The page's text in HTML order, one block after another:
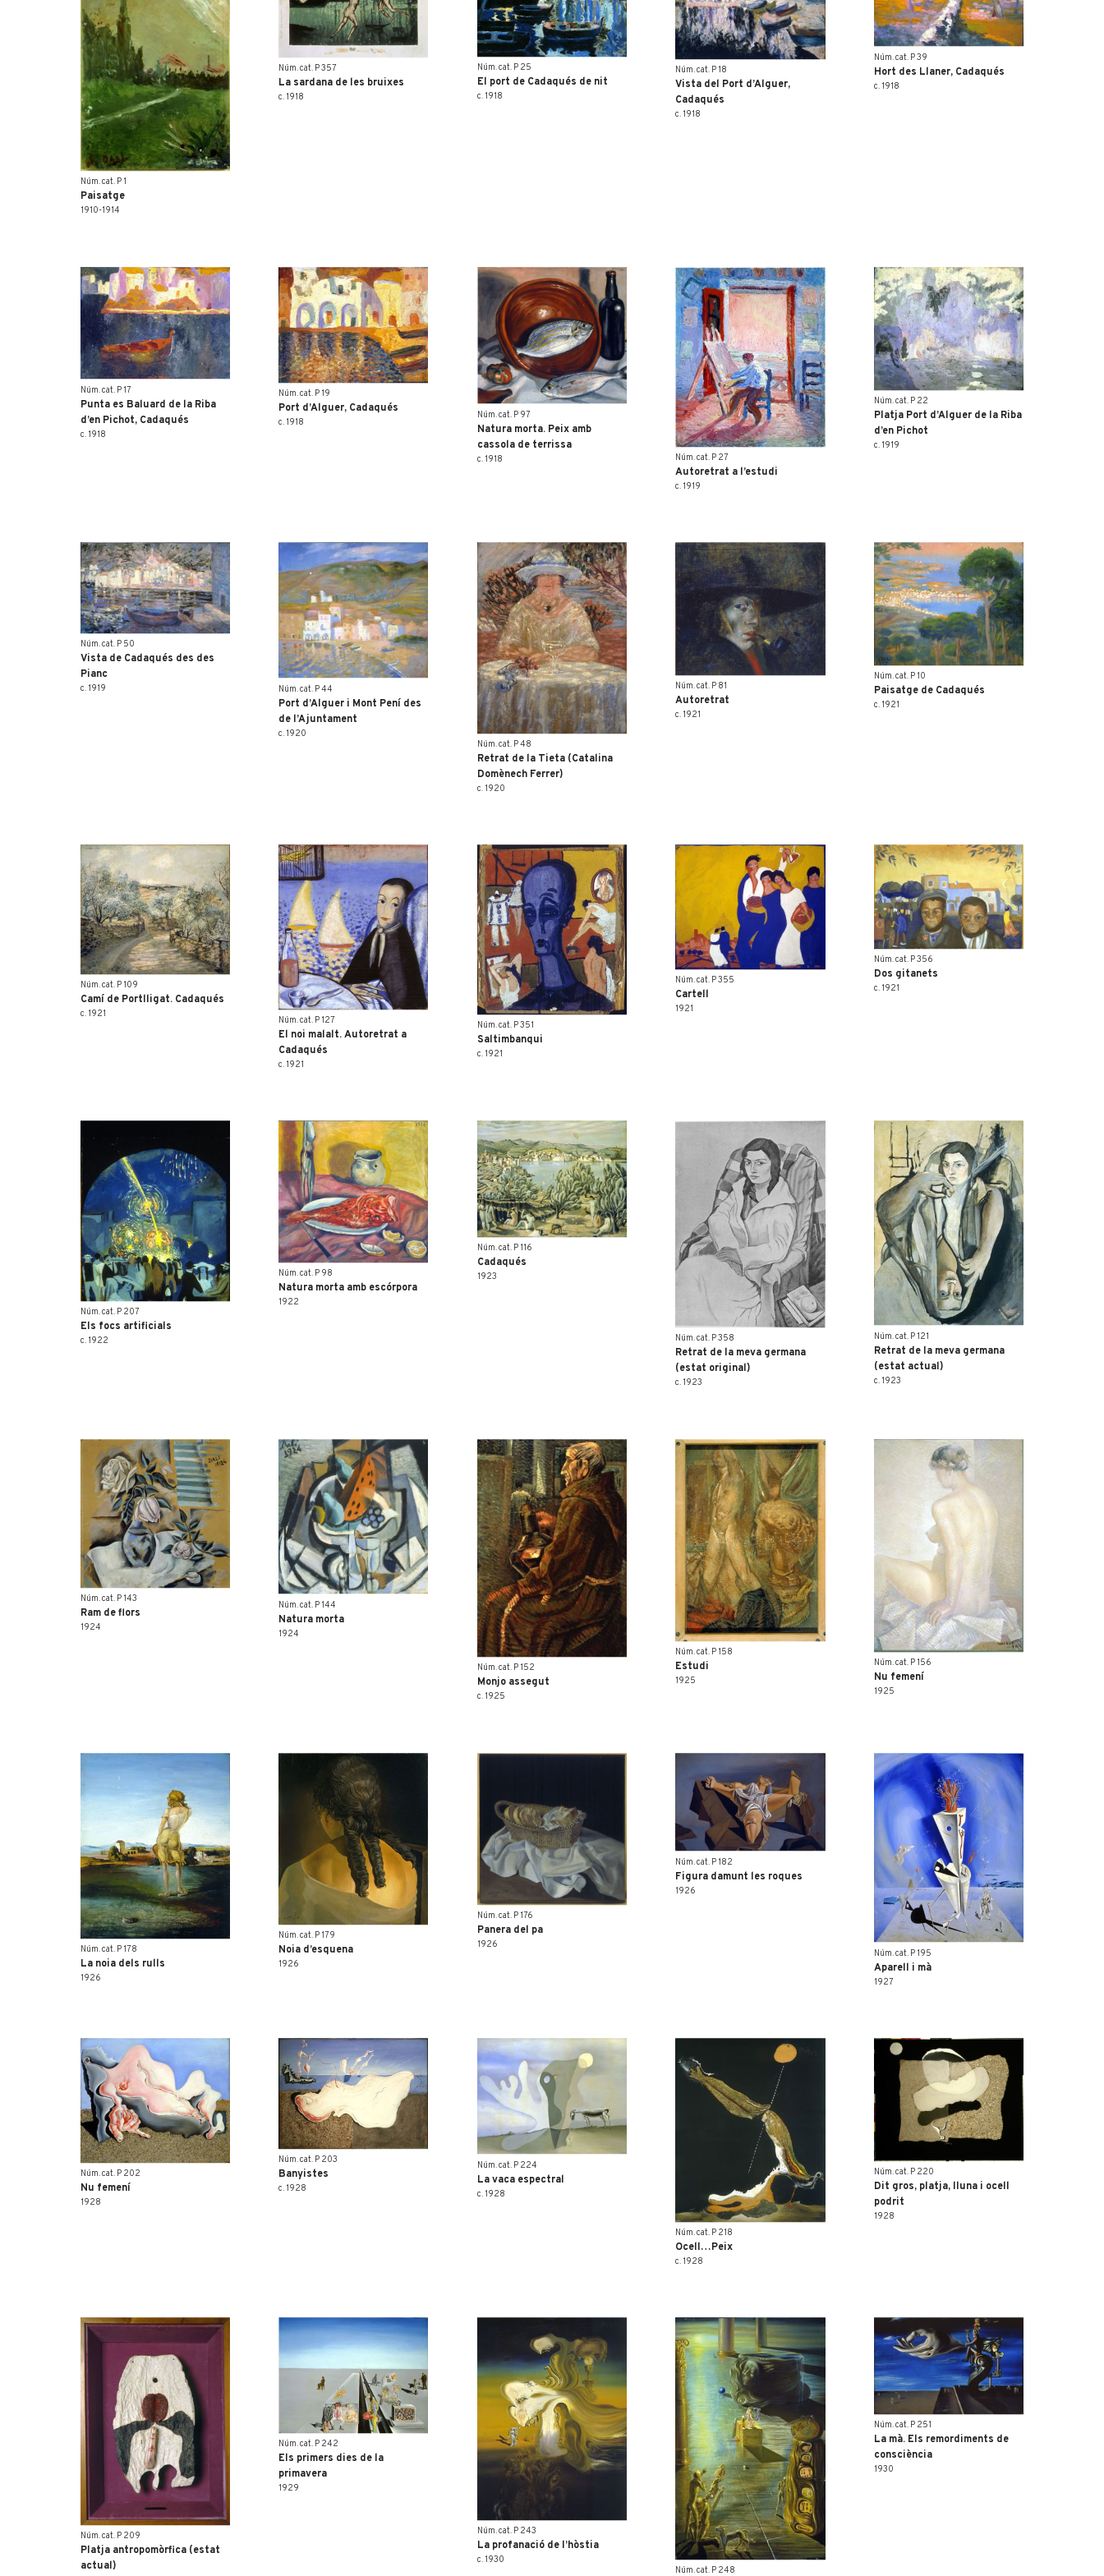
Núm. cat. P 1
Paisatge
1910-1914
Núm. cat. P 357
La sardana de les bruixes
c. 1918
Núm. cat. P 25
El port de Cadaqués de nit
c. 1918
Núm. cat. P 18
Vista del Port d’Alguer,
Cadaqués
c. 1918
Núm. cat. P 39
Hort des Llaner, Cadaqués
c. 1918
Núm. cat. P 17
Punta es Baluard de la Riba
d’en Pichot, Cadaqués
c. 1918
Núm. cat. P 19
Port d’Alguer, Cadaqués
c. 1918
Núm. cat. P 97
Natura morta. Peix amb
cassola de terrissa
c. 1918 Núm. cat. P 27
Autoretrat a l’estudi
c. 1919
Núm. cat. P 22
Platja Port d’Alguer de la Riba
d’en Pichot
c. 1919
Núm. cat. P 50
Vista de Cadaqués des des
Pianc
c. 1919 Núm. cat. P 44
Port d’Alguer i Mont Pení des
de l’Ajuntament
c. 1920
Núm. cat. P 48
Retrat de la Tieta (Catalina
Domènech Ferrer)
c. 1920
Núm. cat. P 81
Autoretrat
c. 1921
Núm. cat. P 10
Paisatge de Cadaqués
c. 1921
Núm. cat. P 109
Camí de Portlligat. Cadaqués
c. 1921
Núm. cat. P 127
El noi malalt. Autoretrat a
Cadaqués
c. 1921
Núm. cat. P 351
Saltimbanqui
c. 1921
Núm. cat. P 355
Cartell
1921
Núm. cat. P 356
Dos gitanets
c. 1921
Núm. cat. P 207
Els focs artificials
c. 1922
Núm. cat. P 98
Natura morta amb escórpora
1922
Núm. cat. P 116
Cadaqués
1923
Núm. cat. P 358
Retrat de la meva germana
(estat original)
c. 1923
Núm. cat. P 121
Retrat de la meva germana
(estat actual)
c. 1923
Núm. cat. P 143
Ram de flors
1924
Núm. cat. P 144
Natura morta
1924
Núm. cat. P 152
Monjo assegut
c. 1925
Núm. cat. P 158
Estudi
1925
Núm. cat. P 156
Nu femení
1925
Núm. cat. P 178
La noia dels rulls
1926
Núm. cat. P 179
Noia d’esquena
1926
Núm. cat. P 176
Panera del pa
1926
Núm. cat. P 182
Figura damunt les roques
1926
Núm. cat. P 195
Aparell i mà
1927
Núm. cat. P 202
Nu femení
1928
Núm. cat. P 203
Banyistes
c. 1928
Núm. cat. P 224
La vaca espectral
c. 1928
Núm. cat. P 218
Ocell…Peix
c. 1928
Núm. cat. P 220
Dit gros, platja, lluna i ocell
podrit
1928
Núm. cat. P 209
Platja antropomòrfica (estat
actual)
Núm. cat. P 242
Els primers dies de la
primavera
1929
Núm. cat. P 243
La profanació de l’hòstia
c. 1930
Núm. cat. P 248
Núm. cat. P 251
La mà. Els remordiments de
consciència
1930